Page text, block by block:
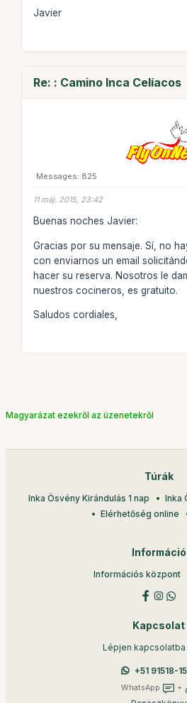
Javier
Re: : Camino Inca Celíacos
Messages: 825
11 máj. 2015, 23:42
Buenas noches Javier:
Gracias por su mensaje. Sí, no
con enviarnos un email
hacer su reserva. Nosotros le
nuestros cocineros, es gratuito.
Saludos cordiales,
Magyarázat ezekről az üzenetekről
Túrák
Inka Ösvény Kirándulás 1 nap
Inka
Elérhetőség online
Információ
Információs központ
Kapcsolat
Lépjen kapcsolatba
+51 91518-
WhatsApp +